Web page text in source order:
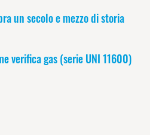
un secolo e mezzo di storia
verifica gas (serie UNI 11600)